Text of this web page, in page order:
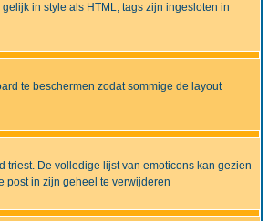
in style als HTML, tags zijn ingesloten in
te beschermen zodat sommige de layout
De volledige lijst van emoticons kan gezien
post in zijn geheel te verwijderen